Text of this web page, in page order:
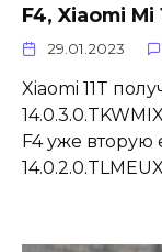
F4, Xiaomi Mi
29.01.2023
Xiaomi 11T
F4 уже